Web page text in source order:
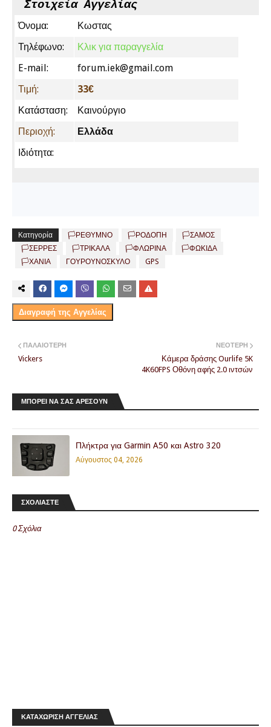
Στοιχεία Αγγελίας
Όνομα:
Κωστας
Τηλέφωνο:
Κλικ για παραγγελία
E-mail:
forum.iek@gmail.com
Τιμή:
33€
Κατάσταση:
Καινούργιο
Περιοχή:
Ελλάδα
Ιδιότητα:
Κατηγορία 🏳️ΡΕΘΥΜΝΟ 🏳️ΡΟΔΟΠΗ
🏳️ΣΑΜΟΣ
🏳️ΣΕΡΡΕΣ
🏳️ΤΡΙΚΑΛΑ 🏳️ΦΛΩΡΙΝΑ
🏳️ΦΩΚΙΔΑ
🏳️ΧΑΝΙΑ
ΓΟΥΡΟΥΝΟΣΚΥΛΟ GPS
Διαγραφή της Αγγελίας
ΝΕΌΤΕΡΗ
Κάμερα δράσης Ourlife 5K
4K60FPS Οθόνη αφής 2.0 ιντσών
ΠΑΛΑΙΌΤΕΡΗ
Vickers
ΜΠΟΡΕΙ ΝΑ ΣΑΣ ΑΡΕΣΟΥΝ
Πλήκτρα για Garmin A50 και Astro 320
Αύγουστος 04, 2026
ΣΧΟΛΙΑΣΤΕ
0 Σχόλια
ΚΑΤΑΧΩΡΙΣΗ ΑΓΓΕΛΙΑΣ